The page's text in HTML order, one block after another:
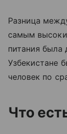
Разница
самым
питания была
Узбекистане
человек по
Что